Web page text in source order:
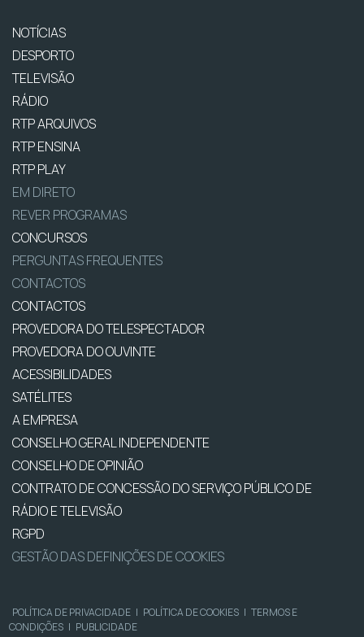
NOTÍCIAS
DESPORTO
TELEVISÃO
RÁDIO
RTP ARQUIVOS
RTP ENSINA
RTP PLAY
EM DIRETO
REVER PROGRAMAS
CONCURSOS
PERGUNTAS FREQUENTES
CONTACTOS
CONTACTOS
PROVEDORA DO TELESPECTADOR
PROVEDORA DO OUVINTE
ACESSIBILIDADES
SATÉLITES
A EMPRESA
CONSELHO GERAL INDEPENDENTE
CONSELHO DE OPINIÃO
CONTRATO DE CONCESSÃO DO SERVIÇO PÚBLICO DE
RÁDIO E TELEVISÃO
RGPD
GESTÃO DAS DEFINIÇÕES DE COOKIES
POLÍTICA DE PRIVACIDADE | POLÍTICA DE COOKIES | TERMOS E
CONDIÇÕES | PUBLICIDADE